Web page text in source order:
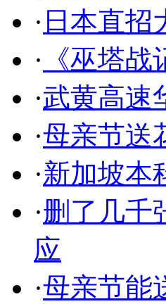
· 日本直招
· 《巫塔
·武黄高速
·母亲节送
·新加坡本
·删了几千
应
·母亲节能